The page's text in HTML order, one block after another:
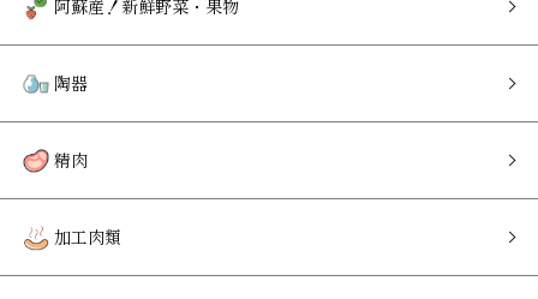
阿蘇産！新鮮野菜・果物
陶器
精肉
加工肉類